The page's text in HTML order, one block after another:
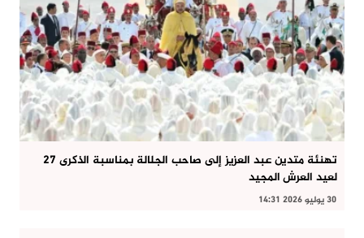
تهنئة متدين عبد العزيز إلى صاحب الجلالة بمناسبة الذكرى 27
لعيد العرش المجيد
30 يوليو 2026 14:31